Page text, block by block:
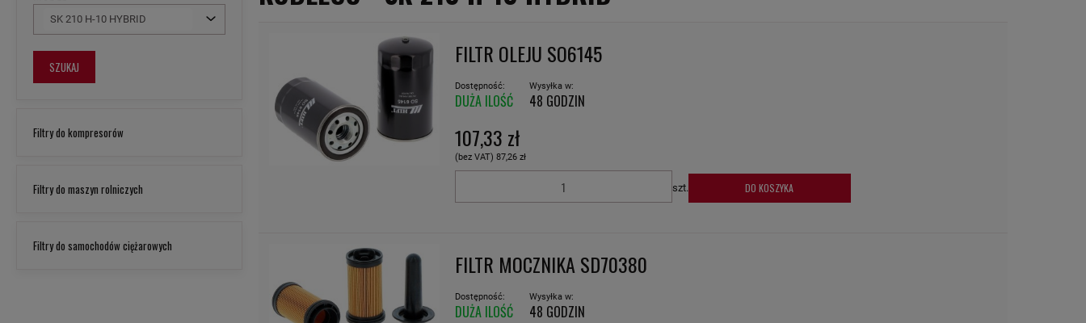
SK 210 H-10 HYBRID
SZUKAJ
Filtry do kompresorów
Filtry do maszyn rolniczych
Filtry do samochodów ciężarowych
FILTR OLEJU SO6145
Dostępność:
DUŻA ILOŚĆ
Wysyłka w:
48 GODZIN
107,33 zł
(bez VAT)87,26 zł
szt. DO KOSZYKA
FILTR MOCZNIKA SD70380
Dostępność:
DUŻA ILOŚĆ
Wysyłka w:
48 GODZIN